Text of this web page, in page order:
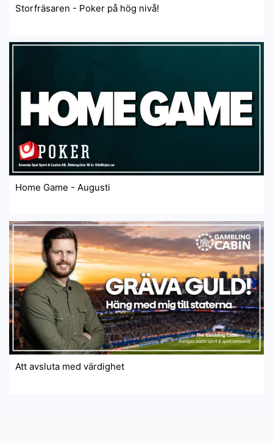
Storfräsaren - Poker på hög nivå!
Home Game - Augusti
Att avsluta med värdighet